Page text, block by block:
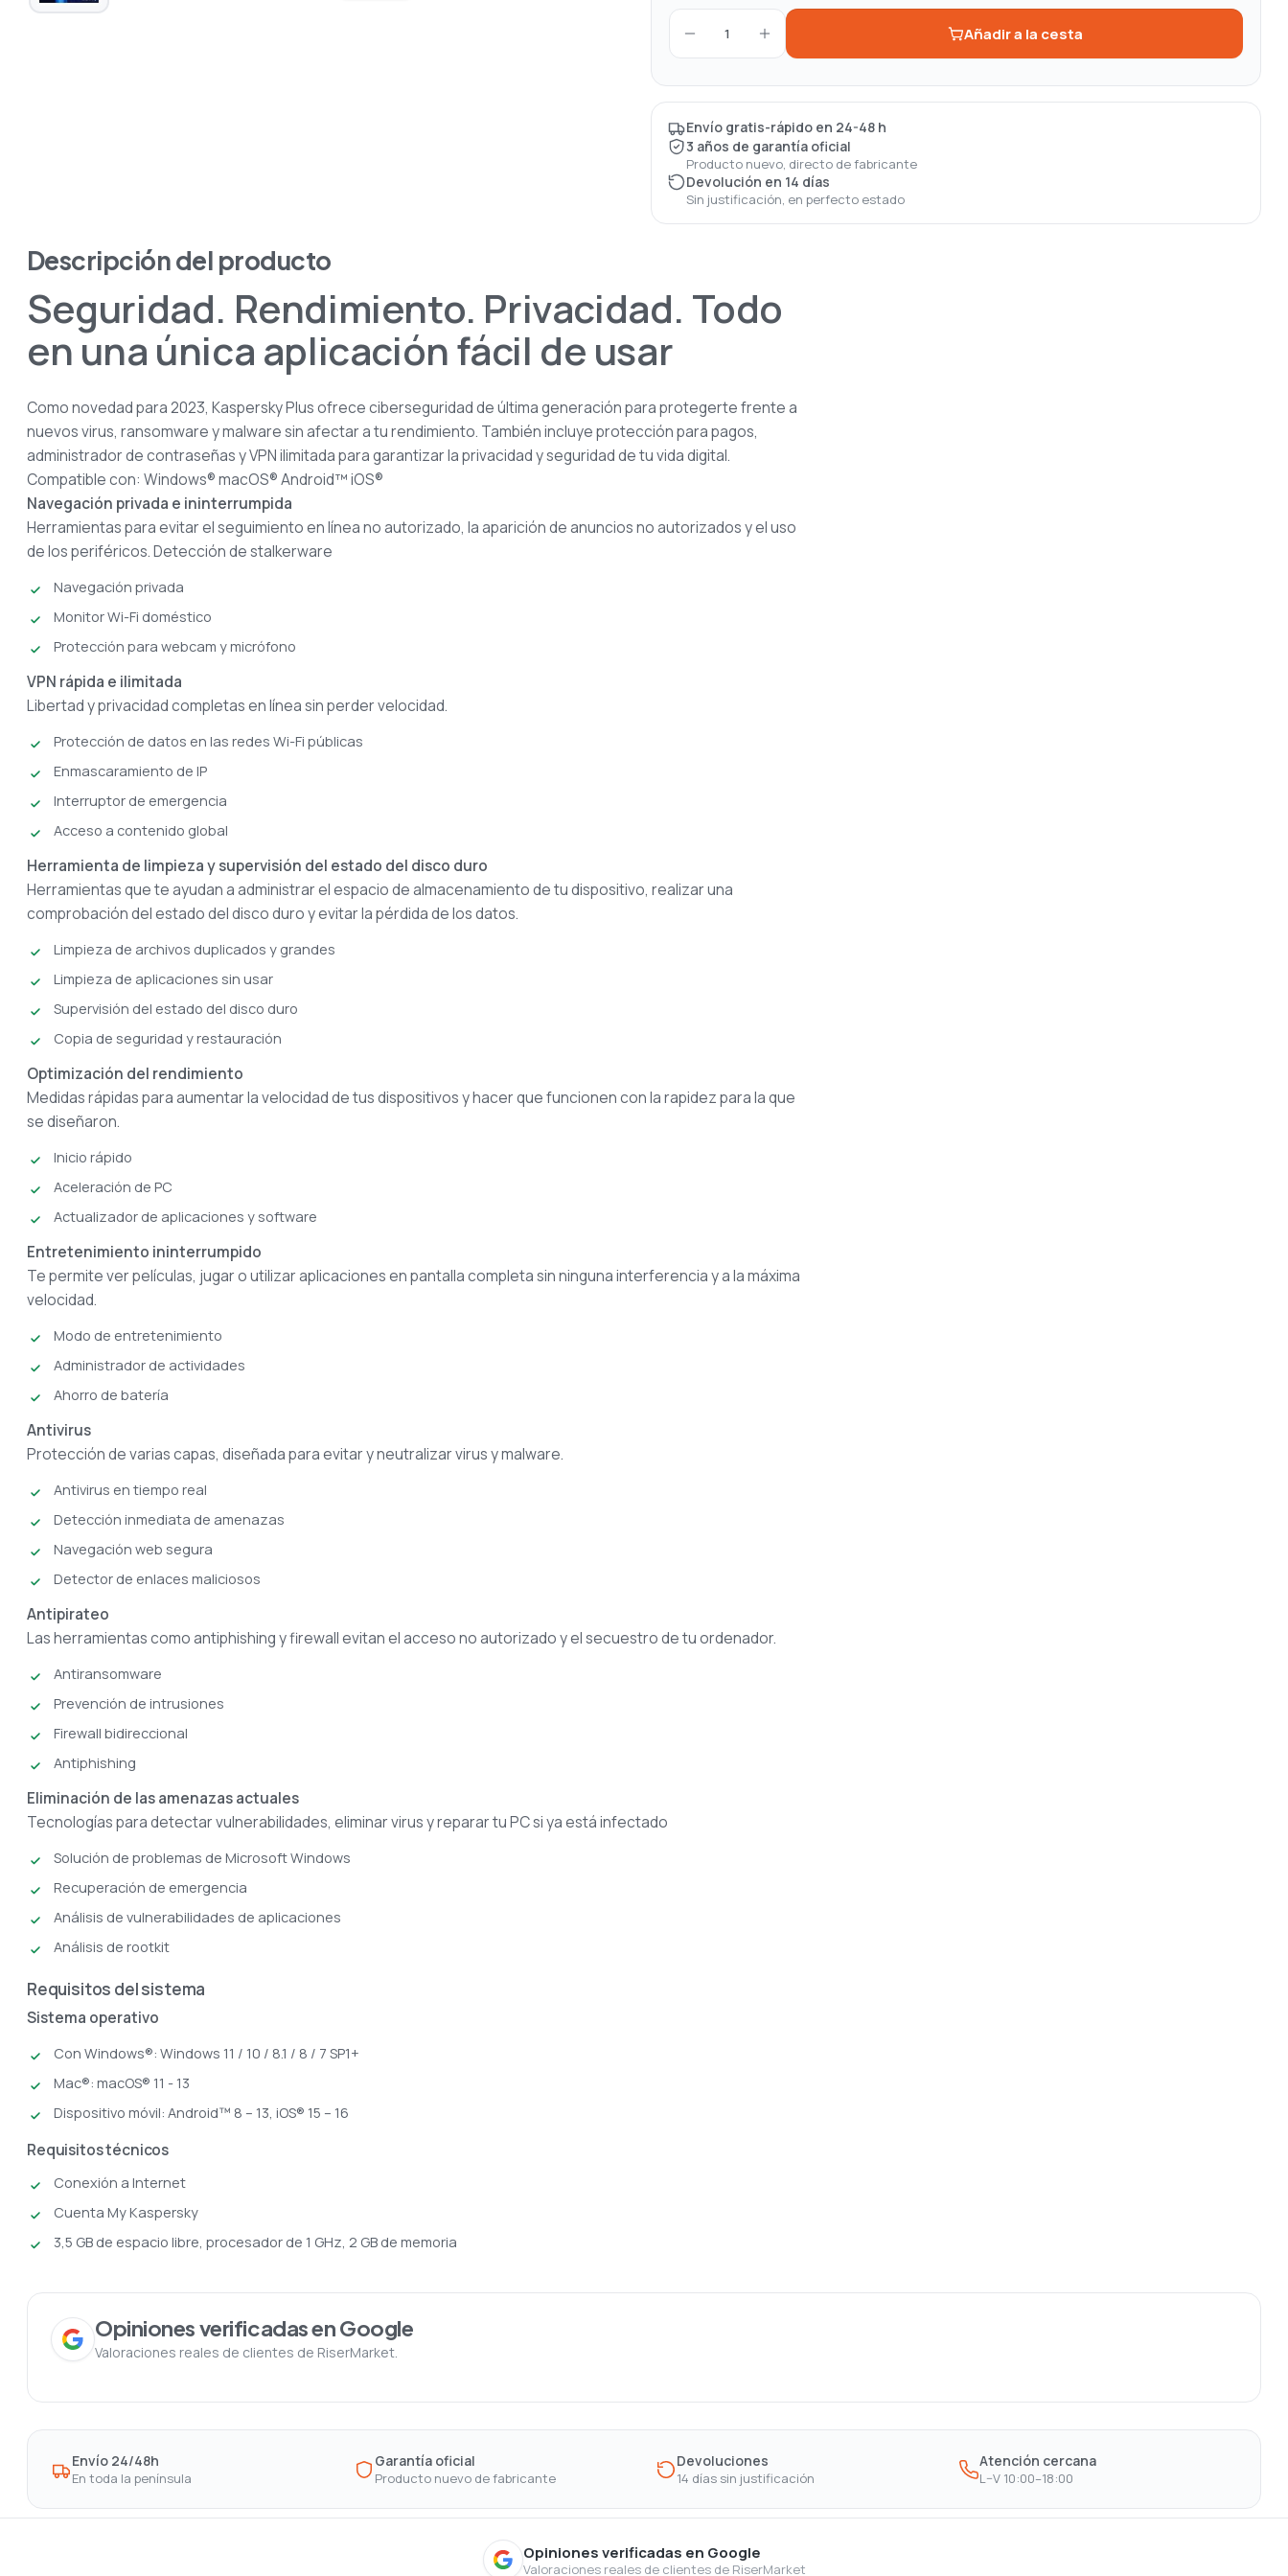
1 Añadir a la cesta
Envío gratis-rápido en 24-48 h
3 años de garantía oficial
Producto nuevo, directo de fabricante
Devolución en 14 días
Sin justificación, en perfecto estado
Descripción del producto
Seguridad. Rendimiento. Privacidad. Todo
en una única aplicación fácil de usar
Como novedad para 2023, Kaspersky Plus ofrece ciberseguridad de última generación para protegerte frente a
nuevos virus, ransomware y malware sin afectar a tu rendimiento. También incluye protección para pagos,
administrador de contraseñas y VPN ilimitada para garantizar la privacidad y seguridad de tu vida digital.
Compatible con: Windows® macOS® Android™ iOS®
Navegación privada e ininterrumpida
Herramientas para evitar el seguimiento en línea no autorizado, la aparición de anuncios no autorizados y el uso
de los periféricos.Detección de stalkerware
Navegación privada
Monitor Wi-Fi doméstico
Protección para webcam y micrófono
VPN rápida e ilimitada
Libertad y privacidad completas en línea sin perder velocidad.
Protección de datos en las redes Wi-Fi públicas
Enmascaramiento de IP
Interruptor de emergencia
Acceso a contenido global
Herramienta de limpieza y supervisión del estado del disco duro
Herramientas que te ayudan a administrar el espacio de almacenamiento de tu dispositivo, realizar una
comprobación del estado del disco duro y evitar la pérdida de los datos.
Limpieza de archivos duplicados y grandes
Limpieza de aplicaciones sin usar
Supervisión del estado del disco duro
Copia de seguridad y restauración
Optimización del rendimiento
Medidas rápidas para aumentar la velocidad de tus dispositivos y hacer que funcionen con la rapidez para la que
se diseñaron.
Inicio rápido
Aceleración de PC
Actualizador de aplicaciones y software
Entretenimiento ininterrumpido
Te permite ver películas, jugar o utilizar aplicaciones en pantalla completa sin ninguna interferencia y a la máxima
velocidad.
Modo de entretenimiento
Administrador de actividades
Ahorro de batería
Antivirus
Protección de varias capas, diseñada para evitar y neutralizar virus y malware.
Antivirus en tiempo real
Detección inmediata de amenazas
Navegación web segura
Detector de enlaces maliciosos
Antipirateo
Las herramientas como antiphishing y firewall evitan el acceso no autorizado y el secuestro de tu ordenador.
Antiransomware
Prevención de intrusiones
Firewall bidireccional
Antiphishing
Eliminación de las amenazas actuales
Tecnologías para detectar vulnerabilidades, eliminar virus y reparar tu PC si ya está infectado
Solución de problemas de Microsoft Windows
Recuperación de emergencia
Análisis de vulnerabilidades de aplicaciones
Análisis de rootkit
Requisitos del sistema
Sistema operativo
Con Windows®: Windows 11 / 10 / 8.1 / 8 / 7 SP1+
Mac®: macOS® 11 - 13
Dispositivo móvil: Android™ 8 – 13, iOS® 15 – 16
Requisitos técnicos
Conexión a Internet
Cuenta My Kaspersky
3,5 GB de espacio libre, procesador de 1 GHz, 2 GB de memoria
Opiniones verificadas en Google
Valoraciones reales de clientes de RiserMarket.
Envío 24/48h
En toda la península
Garantía oficial
Producto nuevo de fabricante
Devoluciones
14 días sin justificación
Atención cercana
L–V 10:00–18:00
Opiniones verificadas en Google
Valoraciones reales de clientes de RiserMarket